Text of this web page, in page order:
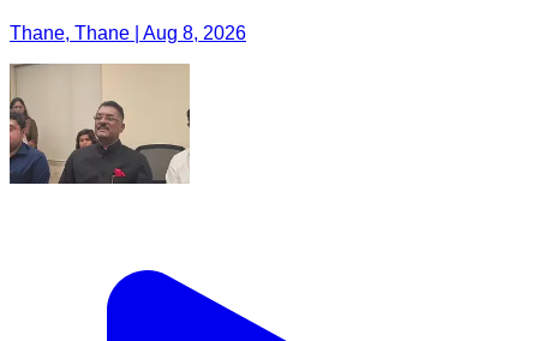
Thane, Thane | Aug 8, 2026